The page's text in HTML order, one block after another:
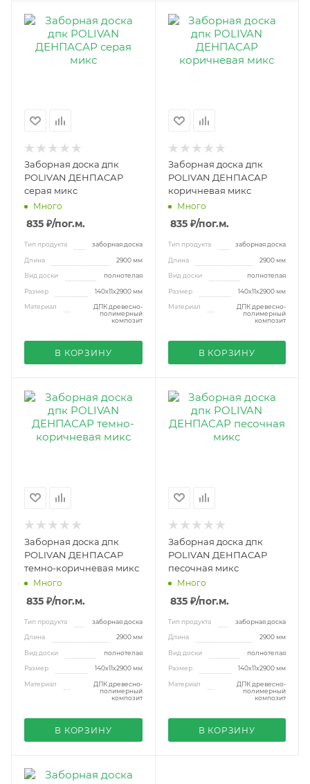
Заборная доска дпк
POLIVAN ДЕНПАСАР
серая микс
Много
835 ₽/пог.м.
Тип продукта заборная доска
Длина 2900 мм
Вид доски полнотелая
Размер 140х11х2900 мм
Материал
ДПК древесно-
полимерный
композит
В КОРЗИНУ
Заборная доска дпк
POLIVAN ДЕНПАСАР
коричневая микс
Много
835 ₽/пог.м.
Тип продукта заборная доска
Длина 2900 мм
Вид доски полнотелая
Размер 140х11х2900 мм
Материал
ДПК древесно-
полимерный
композит
В КОРЗИНУ
Заборная доска дпк
POLIVAN ДЕНПАСАР
темно-коричневая микс
Много
835 ₽/пог.м.
Тип продукта заборная доска
Длина 2900 мм
Вид доски полнотелая
Размер 140х11х2900 мм
Материал
ДПК древесно-
полимерный
композит
В КОРЗИНУ
Заборная доска дпк
POLIVAN ДЕНПАСАР
песочная микс
Много
835 ₽/пог.м.
Тип продукта заборная доска
Длина 2900 мм
Вид доски полнотелая
Размер 140х11х2900 мм
Материал
ДПК древесно-
полимерный
композит
В КОРЗИНУ